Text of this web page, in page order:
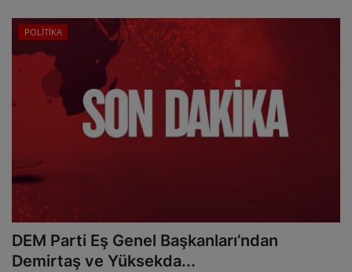
POLİTİKA
DEM Parti Eş Genel Başkanları’ndan
Demirtaş ve Yüksekda...